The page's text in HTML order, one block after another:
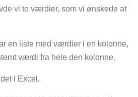
vi to værdier, som vi ønskede at
en liste med værdier i en kolonne,
værdi fra hele den kolonne.
i Excel.